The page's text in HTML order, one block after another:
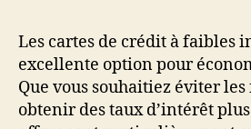
Les cartes de crédit à faibles
excellente option pour
Que vous souhaitiez éviter
obtenir des taux d’intérêt